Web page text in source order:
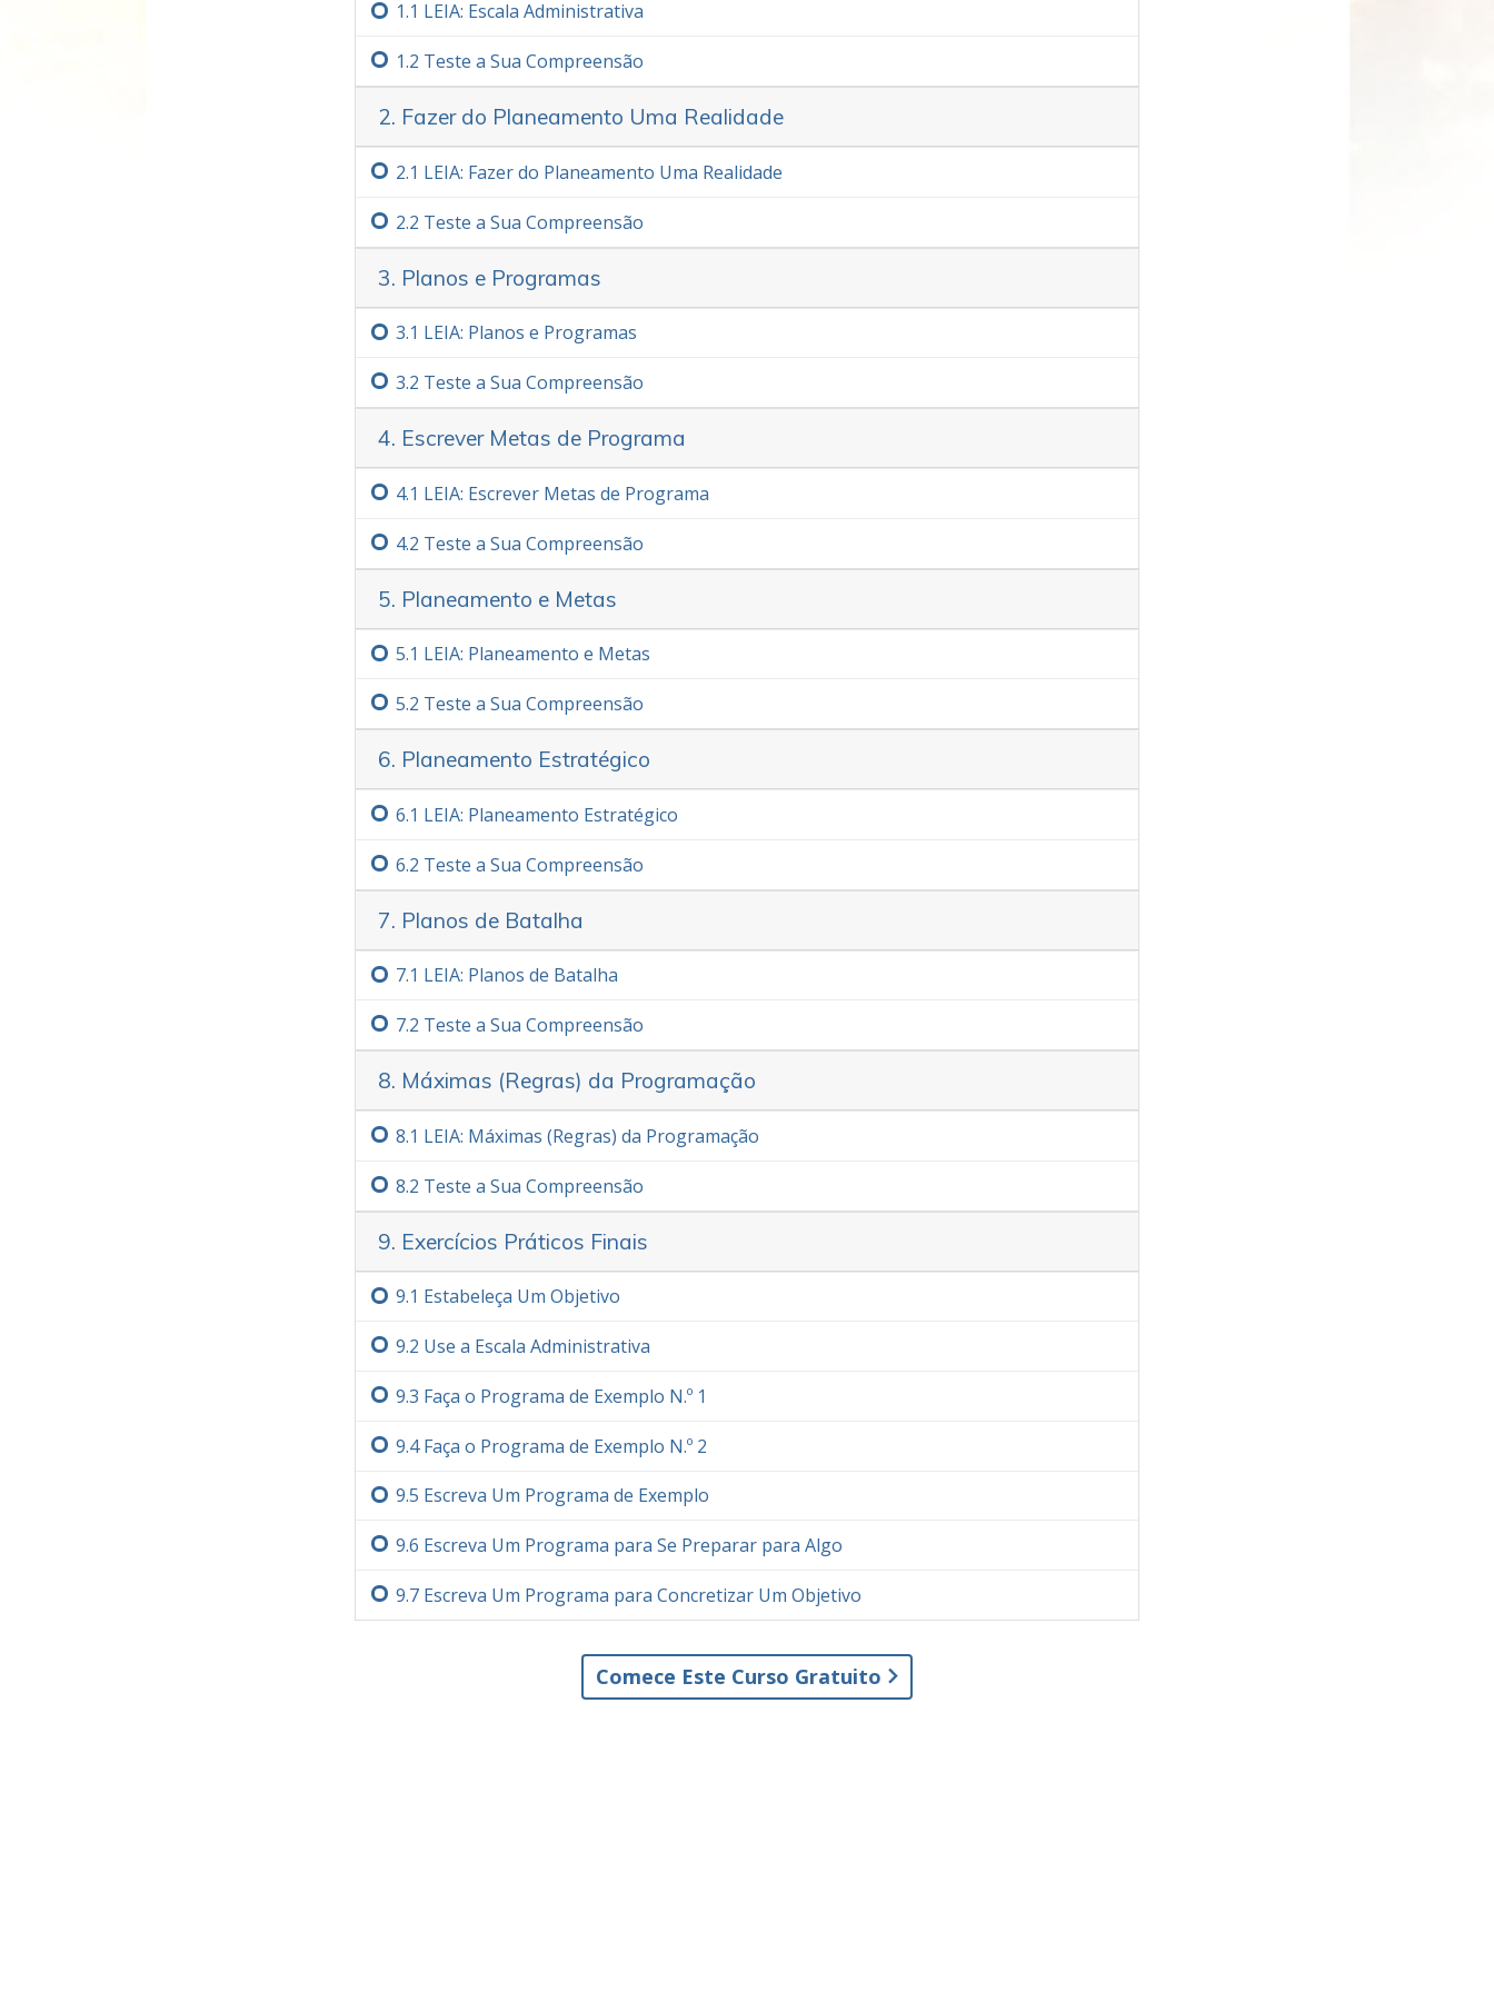
LEIA: Escala Administrativa
Teste a Sua Compreensão
2. Fazer do Planeamento Uma Realidade
LEIA: Fazer do Planeamento Uma Realidade
Teste a Sua Compreensão
3. Planos e Programas
LEIA: Planos e Programas
Teste a Sua Compreensão
4. Escrever Metas de Programa
LEIA: Escrever Metas de Programa
Teste a Sua Compreensão
5. Planeamento e Metas
LEIA: Planeamento e Metas
Teste a Sua Compreensão
6. Planeamento Estratégico
LEIA: Planeamento Estratégico
Teste a Sua Compreensão
7. Planos de Batalha
LEIA: Planos de Batalha
Teste a Sua Compreensão
8. Máximas (Regras) da Programação
LEIA: Máximas (Regras) da Programação
Teste a Sua Compreensão
9. Exercícios Práticos Finais
Estabeleça Um Objetivo
Use a Escala Administrativa
Faça o Programa de Exemplo N.º 1
9.‏4Faça o Programa de Exemplo N.º 2
Escreva Um Programa de Exemplo
Escreva Um Programa para Se Preparar para Algo
9.‏7 Escreva Um Programa para Concretizar Um Objetivo
Comece Este Curso Gratuito